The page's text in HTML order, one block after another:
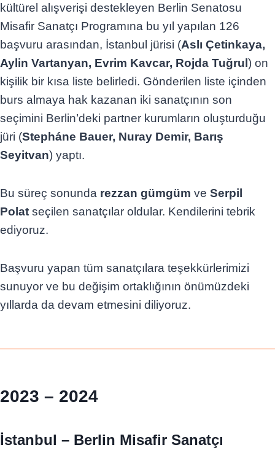
kültürel alışverişi destekleyen Berlin Senatosu
Misafir Sanatçı Programına bu yıl yapılan 126
başvuru arasından, İstanbul jürisi (Aslı Çetinkaya,
Aylin Vartanyan, Evrim Kavcar, Rojda Tuğrul ) on
kişilik bir kısa liste belirledi. Gönderilen liste içinden
burs almaya hak kazanan iki sanatçının son
seçimini Berlin’deki partner kurumların oluşturduğu
jüri (Stepháne Bauer, Nuray Demir, Barış
Seyitvan) yaptı.
Bu süreç sonunda rezzan gümgüm ve Serpil
Polat seçilen sanatçılar oldular. Kendilerini tebrik
ediyoruz.
Başvuru yapan tüm sanatçılara teşekkürlerimizi
sunuyor ve bu değişim ortaklığının önümüzdeki
yıllarda da devam etmesini diliyoruz.
2023 – 2024
İstanbul – Berlin Misafir Sanatçı